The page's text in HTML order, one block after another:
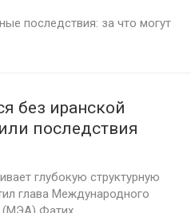
последствия: за что могут
без иранской
последствия
глубокую структурную
глава Международного